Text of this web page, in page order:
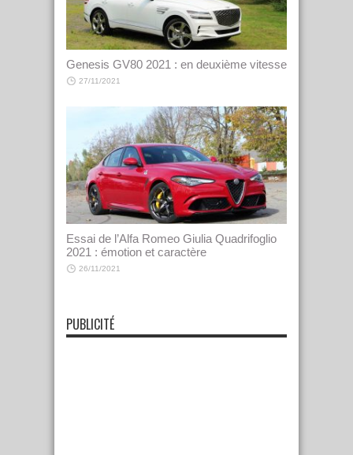
Genesis GV80 2021 : en deuxième vitesse
27/11/2021
Essai de l’Alfa Romeo Giulia Quadrifoglio
2021 : émotion et caractère
26/11/2021
PUBLICITÉ